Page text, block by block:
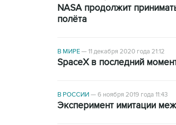
NASA продолжит
полёта
В МИРЕ—11 декабря 2020 года 21:12
SpaceX в последний
В РОССИИ—6 ноября 2019 года 11:43
Эксперимент имитации